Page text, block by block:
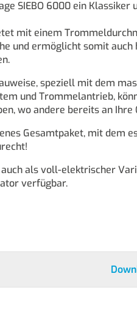
SIEBO 6000 ein Klassiker
mit einem
und ermöglicht somit auch
speziell mit dem
und Trommelantrieb,
wo andere bereits an Ihre
Gesamtpaket, mit dem
auch als voll-elektrischer
verfügbar.